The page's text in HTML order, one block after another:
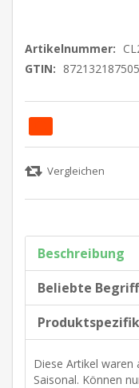
Artikelnummer:
GTIN:
Beschreibung
Beliebte
Diese Artikel waren
Saisonal. Können